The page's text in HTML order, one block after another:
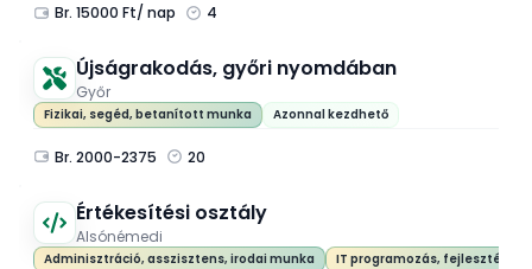
Br. 15000 Ft/ nap 4
Újságrakodás, győri nyomdában
Győr
Fizikai, segéd, betanított munka Azonnal kezdhető
Br. 2000-2375 20
Értékesítési osztály
Alsónémedi
Adminisztráció, asszisztens, irodai munka IT programozás, fejlesztés